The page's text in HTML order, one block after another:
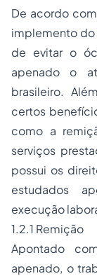
De acordo
implemento do
de evitar o
apenado o
brasileiro.
certos
como a
serviços
possui os
estudados
execução
1.2.1 Remição
Apontado
apenado, o